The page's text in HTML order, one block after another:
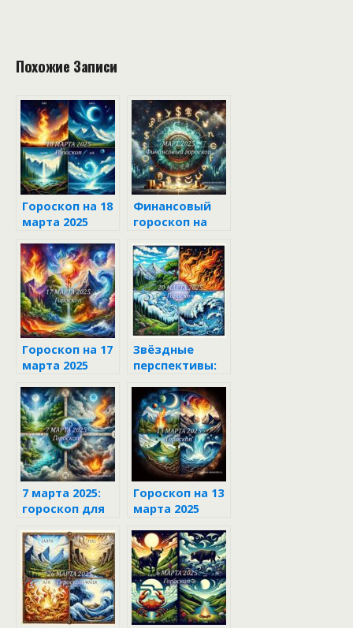
Похожие Записи
Гороскоп на 18
марта 2025
Финансовый
гороскоп на
для всех
знаков
зодиака
Гороскоп на 17
марта 2025
Звёздные
перспективы:
марта 2025
года
7 марта 2025:
гороскоп для
зодиака
Гороскоп на 13
марта 2025